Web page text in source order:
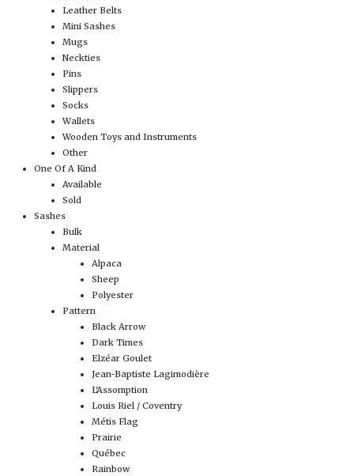
Leather Belts
Mini Sashes
Mugs
Neckties
Pins
Slippers
Socks
Wallets
Wooden Toys and Instruments
Other
One Of A Kind
Available
Sold
Sashes
Bulk
Material
Alpaca
Sheep
Polyester
Pattern
Black Arrow
Dark Times
Elzéar Goulet
Jean-Baptiste Lagimodière
L'Assomption
Louis Riel / Coventry
Métis Flag
Prairie
Québec
Rainbow